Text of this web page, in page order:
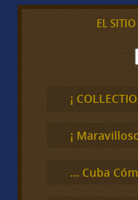
EL
¡
¡
… Cuba